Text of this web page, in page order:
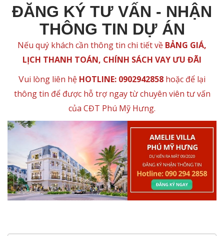
ĐĂNG KÝ TƯ VẤN - NHẬN
THÔNG TIN DỰ ÁN
Nếu quý khách cần thông tin chi tiết về BẢNG GIÁ,
LỊCH THANH TOÁN, CHÍNH SÁCH VAY ƯU ĐÃI
Vui lòng liên hệ HOTLINE: 0902942858 hoặc để lại
thông tin để được hỗ trợ ngay từ chuyên viên tư vấn
của CĐT Phú Mỹ Hưng.